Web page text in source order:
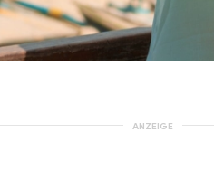
ANZEIGE